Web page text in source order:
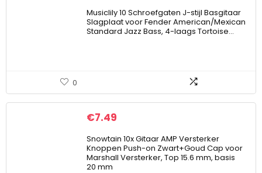
Musiclily 10 Schroefgaten J-stijl Basgitaar
Slagplaat voor Fender American/Mexican
Standard Jazz Bass, 4-laags Tortoise…
0
€7.49
Snowtain 10x Gitaar AMP Versterker
Knoppen Push-on Zwart+Goud Cap voor
Marshall Versterker, Top 15.6 mm, basis
20 mm